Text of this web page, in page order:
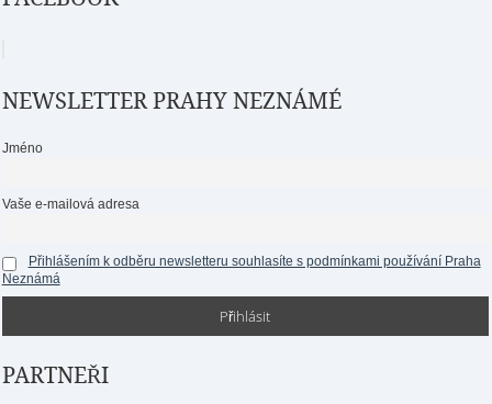
NEWSLETTER PRAHY NEZNÁMÉ
Jméno
Vaše e-mailová adresa
Přihlášením k odběru newsletteru souhlasíte s podmínkami používání Praha
Neznámá
PARTNEŘI